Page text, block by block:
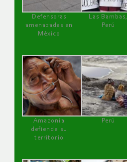
Defensoras
amenazadas en
México
Las Bambas,
Perú
Amazonía
defiende su
territorio
Perú